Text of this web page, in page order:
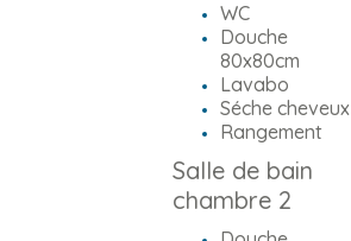
WC
Douche
80x80cm
Lavabo
Séche cheveux
Rangement
Salle de bain
chambre 2